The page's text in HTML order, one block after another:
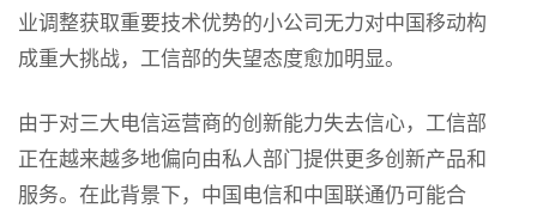
业调整获取重要技术优势的小公司无力对中国移动构
成重大挑战，工信部的失望态度愈加明显。
由于对三大电信运营商的创新能力失去信心，工信部
正在越来越多地偏向由私人部门提供更多创新产品和
服务。在此背景下，中国电信和中国联通仍可能合